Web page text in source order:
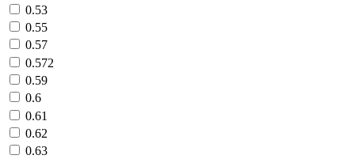
0.53
0.55
0.57
0.572
0.59
0.6
0.61
0.62
0.63